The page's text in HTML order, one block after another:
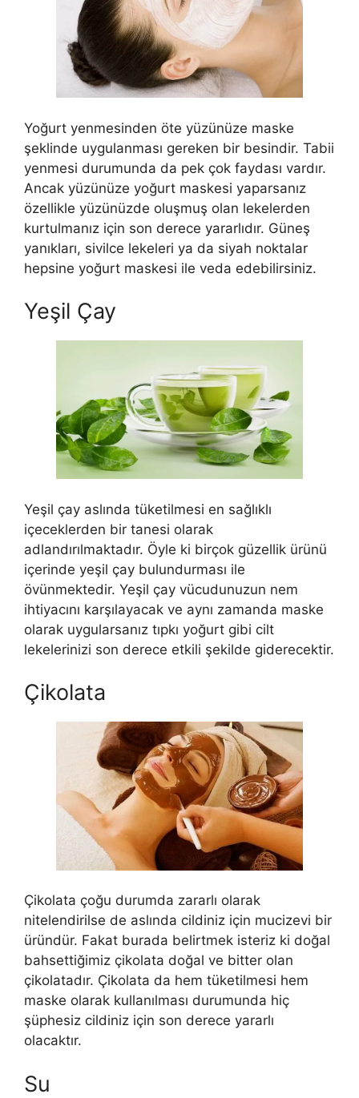
Yoğurt yenmesinden öte yüzünüze maske
şeklinde uygulanması gereken bir besindir. Tabii
yenmesi durumunda da pek çok faydası vardır.
Ancak yüzünüze yoğurt maskesi yaparsanız
özellikle yüzünüzde oluşmuş olan lekelerden
kurtulmanız için son derece yararlıdır. Güneş
yanıkları, sivilce lekeleri ya da siyah noktalar
hepsine yoğurt maskesi ile veda edebilirsiniz.
Yeşil Çay
Yeşil çay aslında tüketilmesi en sağlıklı
içeceklerden bir tanesi olarak
adlandırılmaktadır. Öyle ki birçok güzellik ürünü
içerinde yeşil çay bulundurması ile
övünmektedir. Yeşil çay vücudunuzun nem
ihtiyacını karşılayacak ve aynı zamanda maske
olarak uygularsanız tıpkı yoğurt gibi cilt
lekelerinizi son derece etkili şekilde giderecektir.
Çikolata
Çikolata çoğu durumda zararlı olarak
nitelendirilse de aslında cildiniz için mucizevi bir
üründür. Fakat burada belirtmek isteriz ki doğal
bahsettiğimiz çikolata doğal ve bitter olan
çikolatadır. Çikolata da hem tüketilmesi hem
maske olarak kullanılması durumunda hiç
şüphesiz cildiniz için son derece yararlı
olacaktır.
Su